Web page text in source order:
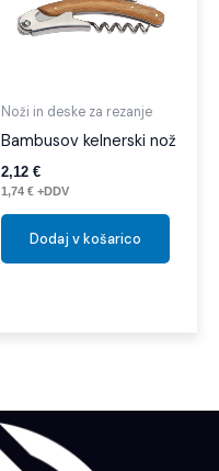
Noži in deske za rezanje
Bambusov kelnerski nož
2,12 €
1,74 € +DDV
Dodaj v košarico